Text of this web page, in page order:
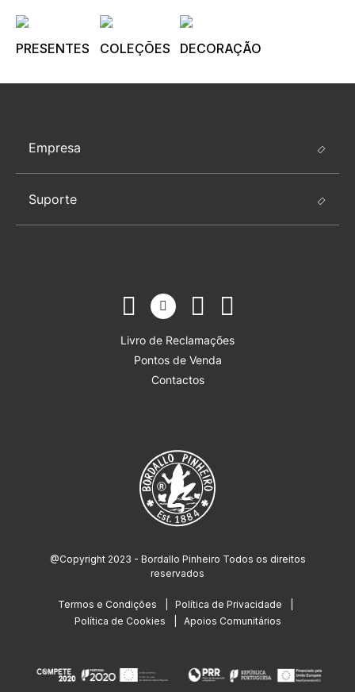
PRESENTES COLEÇÕES DECORAÇÃO
Empresa
Suporte
Livro de Reclamações
Pontos de Venda
Contactos
@Copyright 2023 - Bordallo Pinheiro Todos os direitos
reservados
Termos e Condições
Política de Privacidade
Política de Cookies
Apoios Comunitários